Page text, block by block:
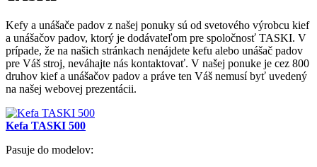
Kefy a unášače padov z našej ponuky sú od svetového výrobcu kief
a unášačov padov, ktorý je dodávateľom pre spoločnosť TASKI. V
prípade, že na našich stránkach nenájdete kefu alebo unášač padov
pre Váš stroj, neváhajte nás kontaktovať. V našej ponuke je cez 800
druhov kief a unášačov padov a práve ten Váš nemusí byť uvedený
na našej webovej prezentácii.
Kefa TASKI 500
Pasuje do modelov: